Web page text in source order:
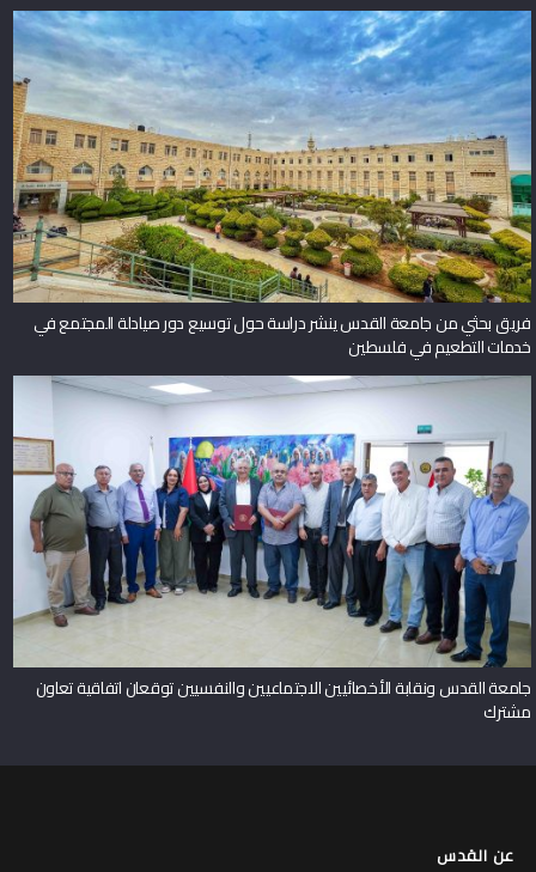
فريق بحثي من جامعة القدس ينشر دراسة حول توسيع دور صيادلة المجتمع في
خدمات التطعيم في فلسطين
جامعة القدس ونقابة الأخصائيين الاجتماعيين والنفسيين توقعان اتفاقية تعاون
مشترك
عن القدس